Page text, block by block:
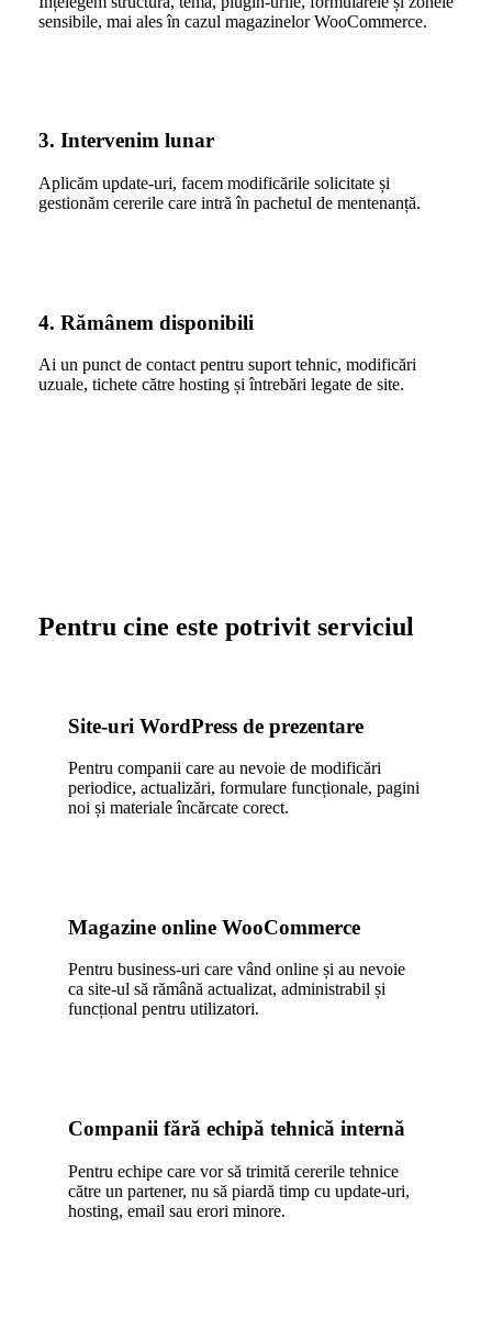
sensibile, mai ales în cazul magazinelor WooCommerce.
3. Intervenim lunar
Aplicăm update-uri, facem modificările solicitate și
gestionăm cererile care intră în pachetul de mentenanță.
4. Rămânem disponibili
Ai un punct de contact pentru suport tehnic, modificări
uzuale, tichete către hosting și întrebări legate de site.
Pentru cine este potrivit serviciul
Site-uri WordPress de prezentare
Pentru companii care au nevoie de modificări
periodice, actualizări, formulare funcționale, pagini
noi și materiale încărcate corect.
Magazine online WooCommerce
Pentru business-uri care vând online și au nevoie
ca site-ul să rămână actualizat, administrabil și
funcțional pentru utilizatori.
Companii fără echipă tehnică internă
Pentru echipe care vor să trimită cererile tehnice
către un partener, nu să piardă timp cu update-uri,
hosting, email sau erori minore.